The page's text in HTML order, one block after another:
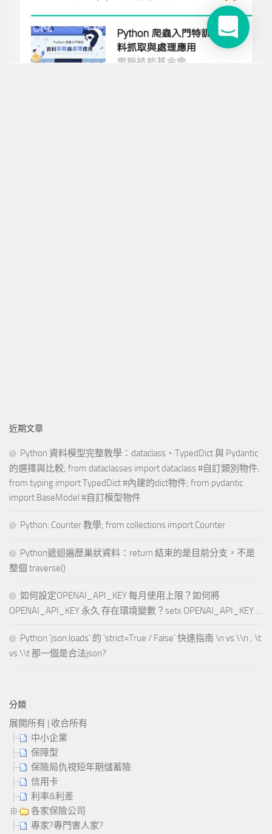
近期文章
Python 資料模型完整教學：dataclass、TypedDict 與 Pydantic
的選擇與比較; from dataclasses import dataclass #自訂類別物件;
from typing import TypedDict #內建的dict物件; from pydantic
import BaseModel #自訂模型物件
Python: Counter 教學; from collections import Counter
Python遞迴遍歷巢狀資料：return 結束的是目前分支，不是
整個 traverse()
如何設定OPENAI_API_KEY 每月使用上限？如何將
OPENAI_API_KEY 永久 存在環境變數？setx OPENAI_API_KEY …
Python `json.loads` 的 `strict=True / False` 快速指南 \n vs \\n ; \t
vs \\t 那一個是合法json?
分類
展開所有 | 收合所有
中小企業
保障型
保險局仇視短年期儲蓄險
信用卡
利率&利差
各家保險公司
專家?專門害人家?